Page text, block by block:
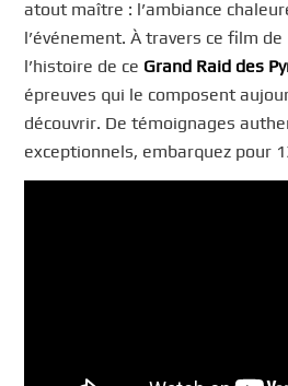
atout maître : l’ambiance
l’événement. À travers ce film
l’histoire de ce Grand Raid des
épreuves qui le composent
découvrir. De témoignages
exceptionnels, embarquez pour